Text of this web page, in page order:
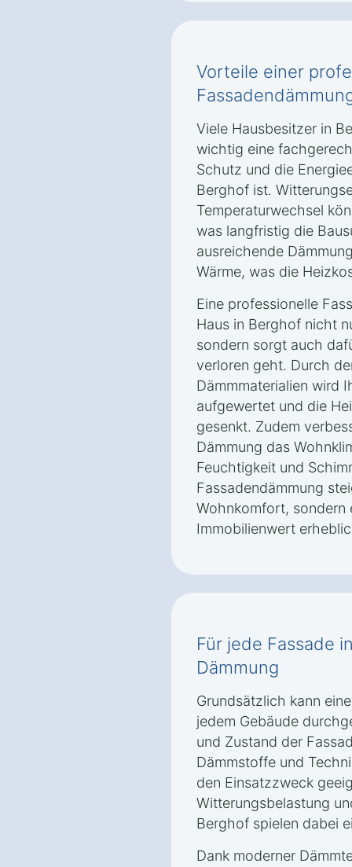
Vorteile einer
Viele Hausbesitzer in
wichtig eine
Schutz und die
Berghof ist.
Temperaturwechsel
was langfristig die
ausreichende
Wärme, was die
Eine professionelle
Haus in Berghof nicht
sondern sorgt auch
verloren geht. Durch
Dämmmaterialien wird
aufgewertet und die
gesenkt. Zudem
Dämmung das
Feuchtigkeit und
Fassadendämmung
Wohnkomfort, sondern
Immobilienwert
Für jede Fassade
Dämmung
Grundsätzlich kann
jedem Gebäude
und Zustand der
Dämmstoffe und
den Einsatzzweck
Witterungsbelastung
Berghof spielen dabei
Dank moderner